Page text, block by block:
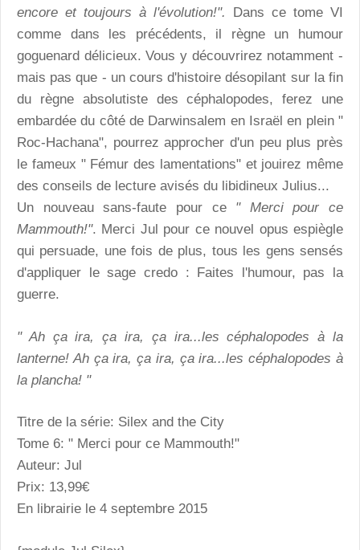
encore et toujours à l'évolution!".
Dans ce tome VI
comme dans les précédents, il règne un humour
goguenard délicieux. Vous y découvrirez notamment -
mais pas que - un cours d'histoire désopilant sur la fin
du règne absolutiste des céphalopodes, ferez une
embardée du côté de Darwinsalem en Israël en plein "
Roc-Hachana", pourrez approcher d'un peu plus près
le fameux " Fémur des lamentations" et jouirez même
des conseils de lecture avisés du libidineux Julius...
Un nouveau sans-faute pour ce " Merci pour ce
Mammouth!". Merci Jul pour ce nouvel opus espiègle
qui persuade, une fois de plus, tous les gens sensés
d'appliquer le sage credo : Faites l'humour, pas la
guerre.
" Ah ça ira, ça ira, ça ira...les céphalopodes à la
lanterne! Ah ça ira, ça ira, ça ira...les céphalopodes à
la plancha! "
Titre de la série: Silex and the City
Tome 6: " Merci pour ce Mammouth!"
Auteur: Jul
Prix: 13,99€
En librairie le 4 septembre 2015